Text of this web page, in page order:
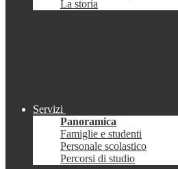
La storia
Servizi
Panoramica
Famiglie e studenti
Personale scolastico
Percorsi di studio